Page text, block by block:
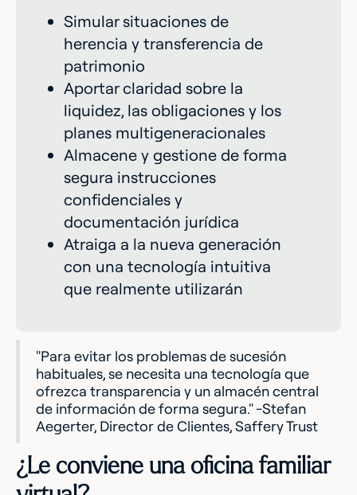
Simular situaciones de
herencia y transferencia de
patrimonio
Aportar claridad sobre la
liquidez, las obligaciones y los
planes multigeneracionales
Almacene y gestione de forma
segura instrucciones
confidenciales y
documentación jurídica
Atraiga a la nueva generación
con una tecnología intuitiva
que realmente utilizarán
"Para evitar los problemas de sucesión
habituales, se necesita una tecnología que
ofrezca transparencia y un almacén central
de información de forma segura." -Stefan
Aegerter, Director de Clientes, Saffery Trust
¿Le conviene una oficina familiar